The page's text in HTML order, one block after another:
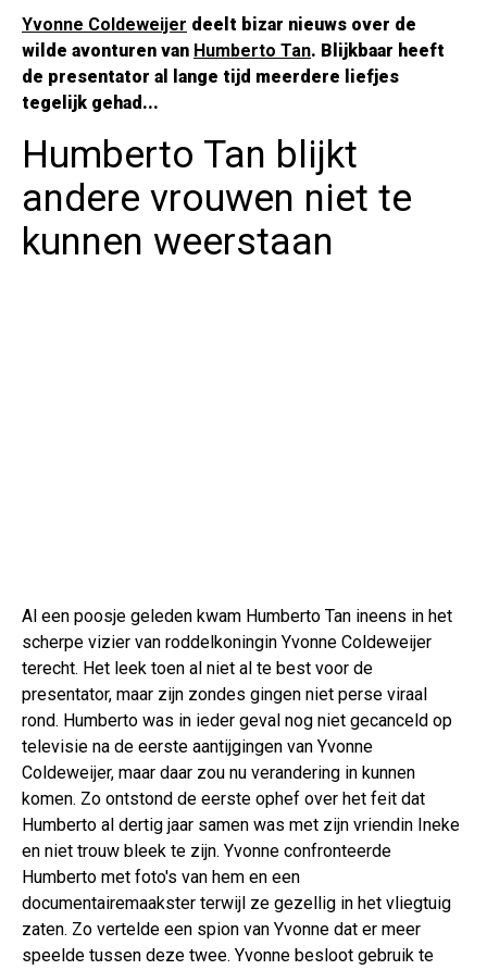
Yvonne Coldeweijer deelt bizar nieuws over de
wilde avonturen van Humberto Tan. Blijkbaar heeft
de presentator al lange tijd meerdere liefjes
tegelijk gehad...
Humberto Tan blijkt
andere vrouwen niet te
kunnen weerstaan
Al een poosje geleden kwam Humberto Tan ineens in het
scherpe vizier van roddelkoningin Yvonne Coldeweijer
terecht. Het leek toen al niet al te best voor de
presentator, maar zijn zondes gingen niet perse viraal
rond. Humberto was in ieder geval nog niet gecanceld op
televisie na de eerste aantijgingen van Yvonne
Coldeweijer, maar daar zou nu verandering in kunnen
komen. Zo ontstond de eerste ophef over het feit dat
Humberto al dertig jaar samen was met zijn vriendin Ineke
en niet trouw bleek te zijn. Yvonne confronteerde
Humberto met foto's van hem en een
documentairemaakster terwijl ze gezellig in het vliegtuig
zaten. Zo vertelde een spion van Yvonne dat er meer
speelde tussen deze twee. Yvonne besloot gebruik te